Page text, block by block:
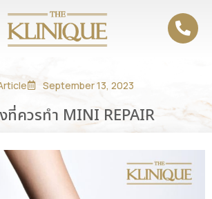
September 13, 2023
ที่ควรทำ MINI REPAIR